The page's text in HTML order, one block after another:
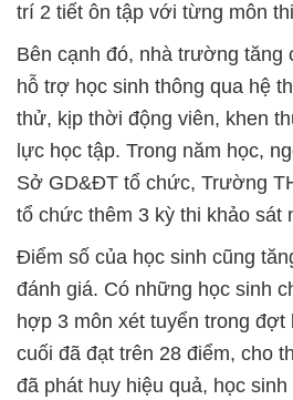
trí 2 tiết ôn tập với từng môn
Bên cạnh đó, nhà trường tăng
hỗ trợ học sinh thông qua hệ
thử, kịp thời động viên, khen
lực học tập. Trong năm học,
Sở GD&ĐT tổ chức, Trường
tổ chức thêm 3 kỳ thi khảo sát
Điểm số của học sinh cũng
đánh giá. Có những học sinh
hợp 3 môn xét tuyển trong
cuối đã đạt trên 28 điểm, cho
đã phát huy hiệu quả, học